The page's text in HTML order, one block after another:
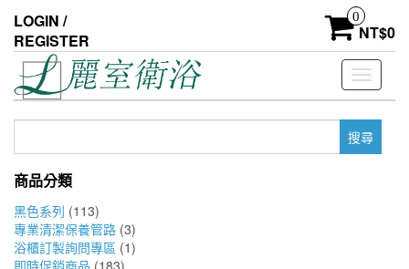
the
content
LOGIN /
REGISTER
0
NT$0
Toggle
鍵
商品分類
黑色系列 (113)
專業清潔保養管路 (3)
浴櫃訂製詢問專區 (1)